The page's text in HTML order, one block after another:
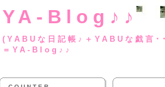
YA-Blog♪♪
(YABUな日記帳♪
＝YA-Blog♪♪